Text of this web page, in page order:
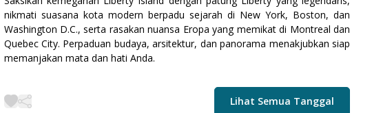
nikmati suasana kota modern berpadu sejarah di New York, Boston, dan
Washington D.C., serta rasakan nuansa Eropa yang memikat di Montreal dan
Quebec City. Perpaduan budaya, arsitektur, dan panorama menakjubkan siap
memanjakan mata dan hati Anda.
Lihat Semua Tanggal